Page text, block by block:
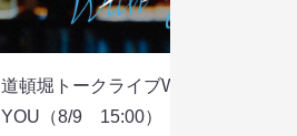
道頓堀トークライブWITH
YOU（8/9 15:00）